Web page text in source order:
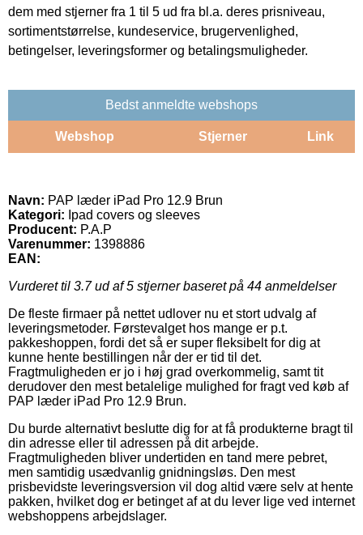
dem med stjerner fra 1 til 5 ud fra bl.a. deres prisniveau,
sortimentstørrelse, kundeservice, brugervenlighed,
betingelser, leveringsformer og betalingsmuligheder.
Bedst anmeldte webshops
Webshop Stjerner Link
Navn: PAP læder iPad Pro 12.9 Brun
Kategori: Ipad covers og sleeves
Producent: P.A.P
Varenummer: 1398886
EAN:
Vurderet til 3.7ud af 5 stjerner baseret på 44 anmeldelser
De fleste firmaer på nettet udlover nu et stort udvalg af
leveringsmetoder. Førstevalget hos mange er p.t.
pakkeshoppen, fordi det så er super fleksibelt for dig at
kunne hente bestillingen når der er tid til det.
Fragtmuligheden er jo i høj grad overkommelig, samt tit
derudover den mest betalelige mulighed for fragt ved køb af
PAP læder iPad Pro 12.9 Brun.
Du burde alternativt beslutte dig for at få produkterne bragt til
din adresse eller til adressen på dit arbejde.
Fragtmuligheden bliver undertiden en tand mere pebret,
men samtidig usædvanlig gnidningsløs. Den mest
prisbevidste leveringsversion vil dog altid være selv at hente
pakken, hvilket dog er betinget af at du lever lige ved internet
webshoppens arbejdslager.